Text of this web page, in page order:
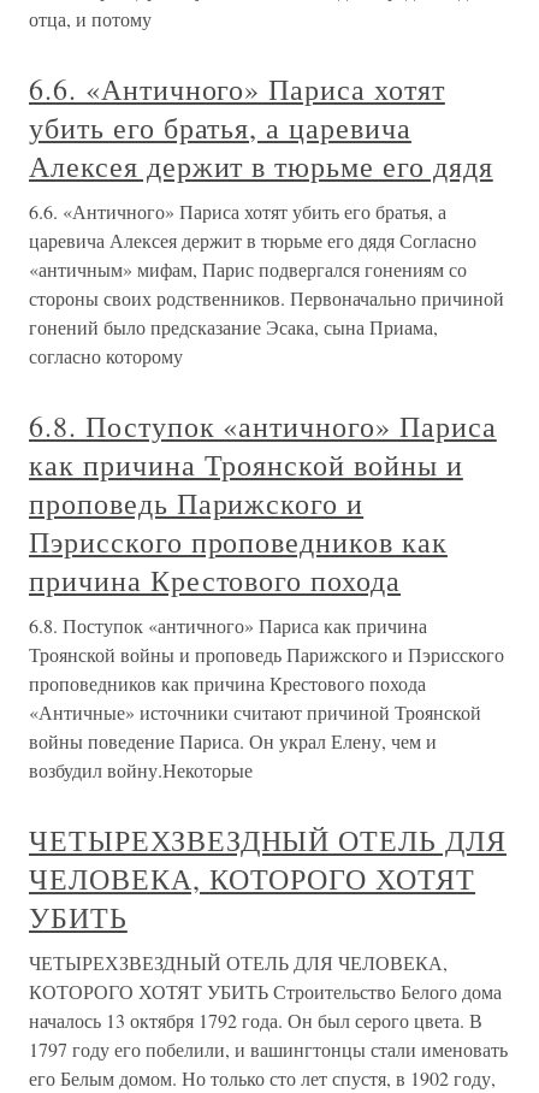
отца, и потому
6.6. «Античного» Париса хотят
убить его братья, а царевича
Алексея держит в тюрьме его дядя
6.6. «Античного» Париса хотят убить его братья, а
царевича Алексея держит в тюрьме его дядя Согласно
«античным» мифам, Парис подвергался гонениям со
стороны своих родственников. Первоначально причиной
гонений было предсказание Эсака, сына Приама,
согласно которому
6.8. Поступок «античного» Париса
как причина Троянской войны и
проповедь Парижского и
Пэрисского проповедников как
причина Крестового похода
6.8. Поступок «античного» Париса как причина
Троянской войны и проповедь Парижского и Пэрисского
проповедников как причина Крестового похода
«Античные» источники считают причиной Троянской
войны поведение Париса. Он украл Елену, чем и
возбудил войну.Некоторые
ЧЕТЫРЕХЗВЕЗДНЫЙ ОТЕЛЬ ДЛЯ
ЧЕЛОВЕКА, КОТОРОГО ХОТЯТ
УБИТЬ
ЧЕТЫРЕХЗВЕЗДНЫЙ ОТЕЛЬ ДЛЯ ЧЕЛОВЕКА,
КОТОРОГО ХОТЯТ УБИТЬ Строительство Белого дома
началось 13 октября 1792 года. Он был серого цвета. В
1797 году его побелили, и вашингтонцы стали именовать
его Белым домом. Но только сто лет спустя, в 1902 году,